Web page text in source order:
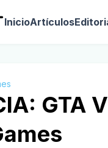
InicioArtículos
GTA